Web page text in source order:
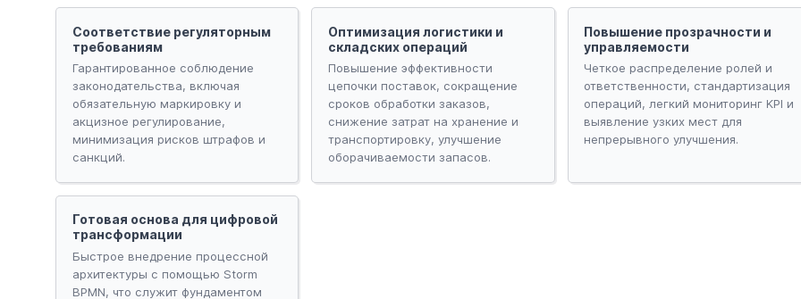
Соответствие регуляторным
требованиям
Гарантированное соблюдение
законодательства, включая
обязательную маркировку и
акцизное регулирование,
минимизация рисков штрафов и
санкций.
Оптимизация логистики и
складских операций
Повышение эффективности
цепочки поставок, сокращение
сроков обработки заказов,
снижение затрат на хранение и
транспортировку, улучшение
оборачиваемости запасов.
Повышение прозрачности и
управляемости
Четкое распределение ролей и
ответственности, стандартизация
операций, легкий мониторинг KPI и
выявление узких мест для
непрерывного улучшения.
Готовая основа для цифровой
трансформации
Быстрое внедрение процессной
архитектуры с помощью Storm
BPMN, что служит фундаментом